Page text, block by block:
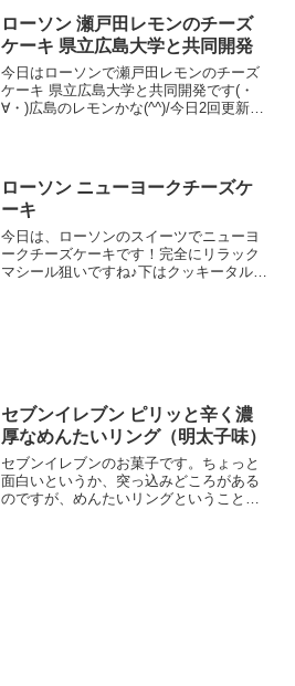
ローソン 瀬戸田レモンのチーズ
ケーキ 県立広島大学と共同開発
今日はローソンで瀬戸田レモンのチーズ
ケーキ 県立広島大学と共同開発です(・
∀・)広島のレモンかな(^^)/今日2回更新の
★★★★☆...
ローソン ニューヨークチーズケ
ーキ
今日は、ローソンのスイーツでニューヨ
ークチーズケーキです！完全にリラック
マシール狙いですね♪下はクッキータルト
セブンイレブン ピリッと辛く濃
厚なめんたいリング（明太子味）
セブンイレブンのお菓子です。ちょっと
面白いというか、突っ込みどころがある
のですが、めんたいリングということで